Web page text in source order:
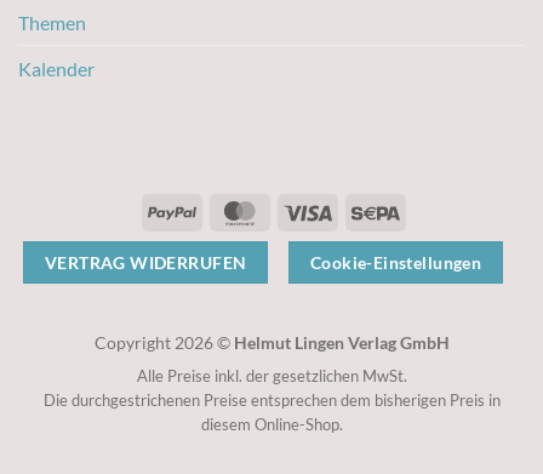
Themen
Kalender
PayPal MasterCard
Visa Sepa
VERTRAG WIDERRUFEN Cookie-Einstellungen
Copyright 2026 © Helmut Lingen Verlag GmbH
Alle Preise inkl. der gesetzlichen MwSt.
Die durchgestrichenen Preise entsprechen dem bisherigen Preis in
diesem Online-Shop.